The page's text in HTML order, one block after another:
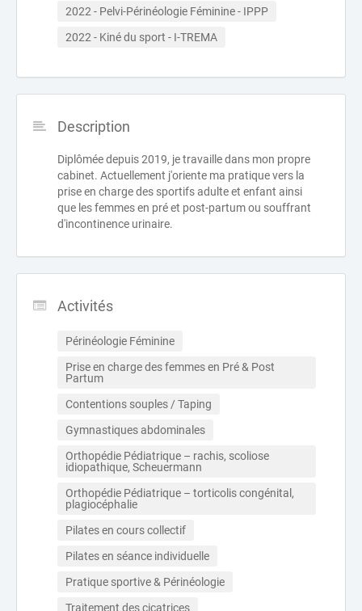
2022 - Pelvi-Périnéologie Féminine - IPPP
2022 - Kiné du sport - I-TREMA
Description
Diplômée depuis 2019, je travaille dans mon propre
cabinet. Actuellement j'oriente ma pratique vers la
prise en charge des sportifs adulte et enfant ainsi
que les femmes en pré et post-partum ou souffrant
d'incontinence urinaire.
Activités
Périnéologie Féminine
Prise en charge des femmes en Pré & Post
Partum
Contentions souples / Taping
Gymnastiques abdominales
Orthopédie Pédiatrique – rachis, scoliose
idiopathique, Scheuermann
Orthopédie Pédiatrique – torticolis congénital,
plagiocéphalie
Pilates en cours collectif
Pilates en séance individuelle
Pratique sportive & Périnéologie
Traitement des cicatrices